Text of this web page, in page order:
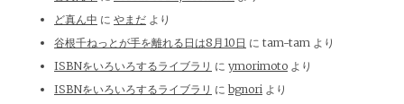
ど真ん中 に やまだ より
谷根千ねっとが手を離れる日は8月10日 に tam-tam より
ISBNをいろいろするライブラリ に ymorimoto より
ISBNをいろいろするライブラリ に bgnori より